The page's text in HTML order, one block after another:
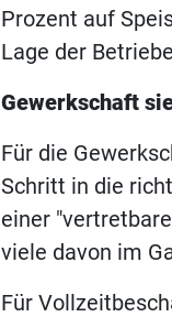
Prozent auf
Lage der
Gewerkschaft
Für die
Schritt in die
einer
viele davon im
Für